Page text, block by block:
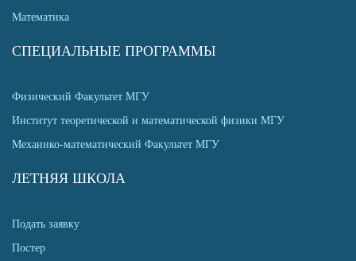
Математика
СПЕЦИАЛЬНЫЕ ПРОГРАММЫ
Физический Факультет МГУ
Институт теоретической и математической физики МГУ
Механико-математический Факультет МГУ
ЛЕТНЯЯ ШКОЛА
Подать заявку
Постер